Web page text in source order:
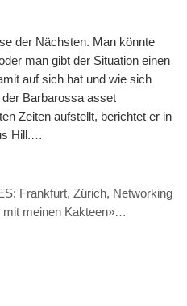
der Nächsten. Man könnte
man gibt der Situation einen
auf sich hat und wie sich
Barbarossa asset
Zeiten aufstellt, berichtet er in
Hill.
9.30 Uhr) Hill: „ZICKKEL“
nenne ich die Kombination aus
in der Ukraine,
Frankfurt, Zürich, Networking
meinen Kakteen»